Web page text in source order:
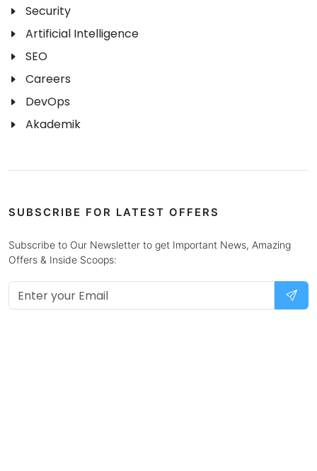
Security
Artificial Intelligence
SEO
Careers
DevOps
Akademik
SUBSCRIBE FOR LATEST OFFERS
Subscribe to Our Newsletter to get Important News, Amazing
Offers & Inside Scoops: